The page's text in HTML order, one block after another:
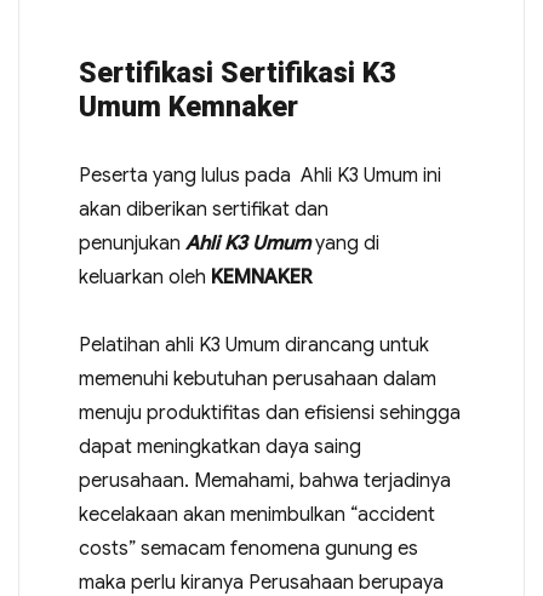
Sertifikasi Sertifikasi K3
Umum Kemnaker
Peserta yang lulus pada Ahli K3 Umum ini
akan diberikan sertifikat dan
penunjukan Ahli K3 Umumyang di
keluarkan oleh KEMNAKER
Pelatihan ahli K3 Umum dirancang untuk
memenuhi kebutuhan perusahaan dalam
menuju produktifitas dan efisiensi sehingga
dapat meningkatkan daya saing
perusahaan. Memahami, bahwa terjadinya
kecelakaan akan menimbulkan “accident
costs” semacam fenomena gunung es
maka perlu kiranya Perusahaan berupaya